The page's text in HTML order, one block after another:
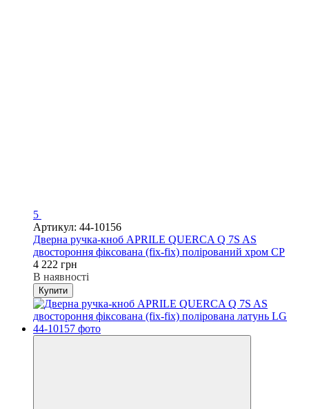
5
Артикул: 44-10156
Дверна ручка-кноб APRILE QUERCA Q 7S AS
двостороння фіксована (fix-fix) полірований хром CP
4 222 грн
В наявності
Купити